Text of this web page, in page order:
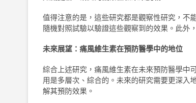
值得注意的是，這些研究都是觀察性研究，不
隨機對照試驗以驗證這些觀察到的效果。此外
未來展望：痛風維生素在預防醫學中的地位
綜合上述研究，痛風維生素在未來預防醫學中
用是多層次、綜合的。未來的研究需要更深入
解其預防效果。